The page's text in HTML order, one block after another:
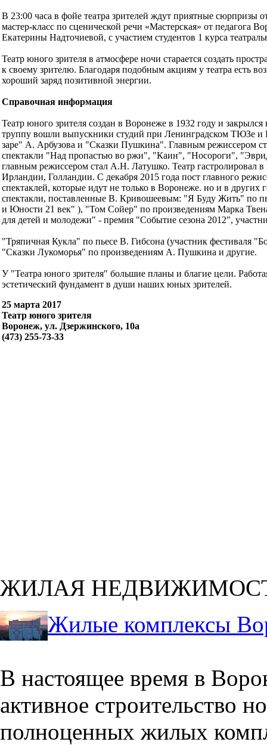
В 23:00 часа в фойе театра зрителей ждут приятные сюрпризы
мастер-класс по сценической речи «Мастерская» от педагога
Екатерины Надточиевой, с участием студентов 1 курса
Театр юного зрителя в атмосфере ночи старается создать
к своему зрителю. Благодаря подобным акциям у театра есть
хороший заряд позитивной энергии.
Справочная информация
Театр юного зрителя создан в Воронеже в 1932 году и
труппу вошли выпускники студий при Ленинградском ТЮЗе и
заре" А. Арбузова и "Сказки Пушкина". Главным режиссером
спектакли "Над пропастью во ржи", "Каин", "Носороги",
главным режиссером стал А.Н. Латушко. Театр гастролировал
Ирландии, Голландии. С декабря 2015 года пост главного
спектаклей, которые идут не только в Воронеже. но и в
спектакли, поставленные В. Кривошеевым: "Я Буду Жить" по
и Юности 21 век" ), "Том Сойер" по произведениям Марка
для детей и молодежи" - премия "Событие сезона 2012",
"Тряпичная Кукла" по пьесе В. Гибсона (участник фестиваля
"Сказки Лукоморья" по произведениям А. Пушкина и другие.
У "Театра юного зрителя" большие планы и благие цели.
эстетический фундамент в души наших юных зрителей.
25 марта 2017
Театр юного зрителя
Воронеж, ул. Дзержинского, 10а
(473) 255-73-33
ЖИЛАЯ
Жилые комплексы
В настоящее время в
активное строительство
полноценных жилых